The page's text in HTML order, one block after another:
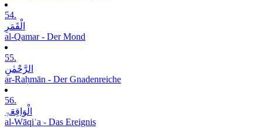
54.
الْقَمَرِ
al-Qamar - Der Mond
55.
الرَّحْمٰنِ
ar-Raḥmān - Der Gnadenreiche
56.
الْوَاقِعَۃِ
al-Wāqiʿa - Das Ereignis